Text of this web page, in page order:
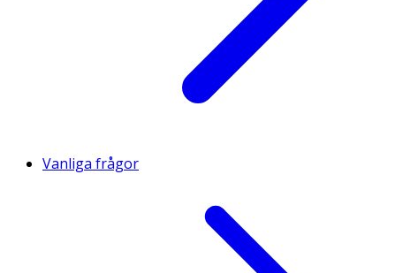
Vanliga frågor